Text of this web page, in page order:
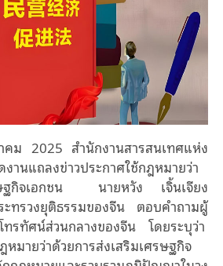
2025 สํานักงานสารสนเทศแห่ง
านแถลงข่าวประกาศใช้กฎหมายว่า
ษฐกิจเอกชน นายหวัง เจิ้นเจียง
ะทรวงยุติธรรมของจีน ตอบคําถามผู้
ทรทัศน์ส่วนกลางของจีน โดยระบุว่า
มายว่าด้วยการส่งเสริมเศรษฐกิจ